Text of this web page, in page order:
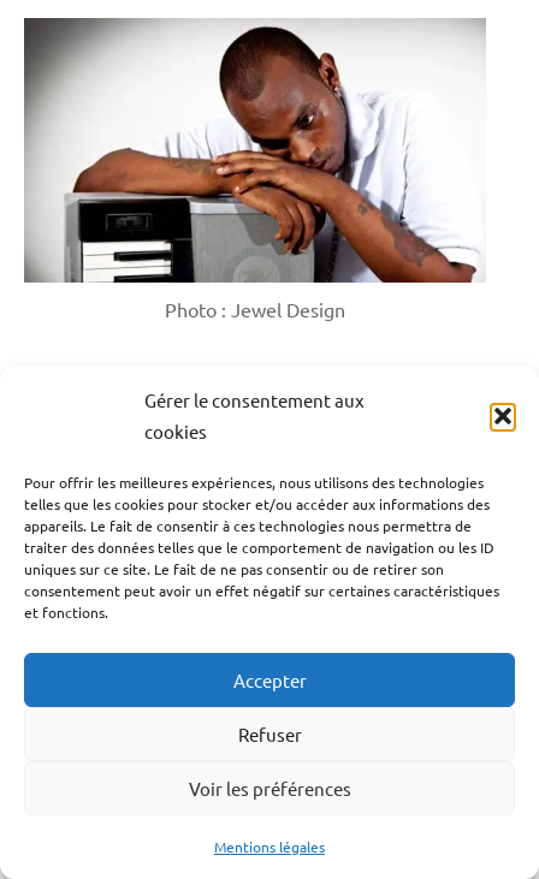
Gérer le consentement aux
cookies
Pour offrir les meilleures expériences, nous utilisons des technologies
telles que les cookies pour stocker et/ou accéder aux informations des
appareils. Le fait de consentir à ces technologies nous permettra de
traiter des données telles que le comportement de navigation ou les ID
uniques sur ce site. Le fait de ne pas consentir ou de retirer son
consentement peut avoir un effet négatif sur certaines caractéristiques
et fonctions.
Accepter
Refuser
Voir les préférences
Mentions légales
Photo : Jewel Design
À partir des années 2010, un artiste va jouer un rôle
majeur dans l’implantation durable du bouyon en
Guadeloupe : Suppa. Originaire de la Dominique mais
installé dans l’archipel, ce MC charismatique contribue
largement à populariser une musique qui était encore
parfois perçue comme celle des immigrés dominiquais.
Au cours de sa carrière, il parvient à rapprocher deux
univers qui cohabitaient sans réellement se mélanger : le
bouyon et le dancehall guadeloupéen. En multipliant les
véritable pont culturel entre la Dominique et la
Guadeloupe, favorisant les échanges entre les scènes